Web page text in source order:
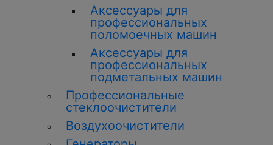
Аксессуары для
профессиональных
поломоечных машин
Аксессуары для
профессиональных
подметальных машин
Профессиональные
стеклоочистители
Воздухоочистители